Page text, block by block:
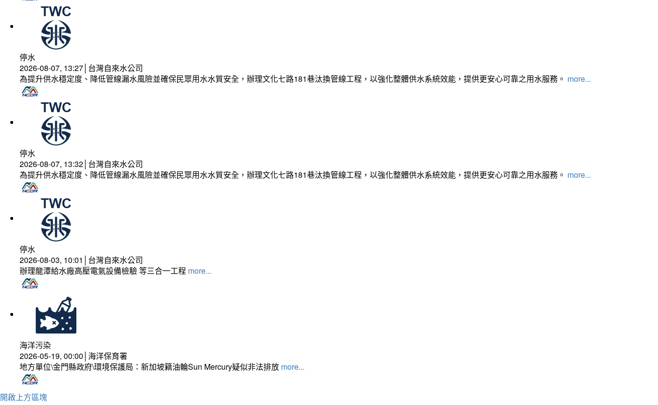
停水
2026-08-07, 13:27│台灣自來水公司
為提升供水穩定度、降低管線漏水風險並確保民眾用水水質安全，辦理文化七路181巷汰換管線工程，以強化整體供水系統效能，提供更安心可靠之用水服務。 more...
停水
2026-08-07, 13:32│台灣自來水公司
為提升供水穩定度、降低管線漏水風險並確保民眾用水水質安全，辦理文化七路181巷汰換管線工程，以強化整體供水系統效能，提供更安心可靠之用水服務。 more...
停水
2026-08-03, 10:01│台灣自來水公司
辦理龍潭給水廠高壓電氣設備檢驗 等三合一工程 more...
海洋污染
2026-05-19, 00:00│海洋保育署
地方單位\金門縣政府\環境保護局：新加坡籍油輪Sun Mercury疑似非法排放 more...
開啟上方區塊